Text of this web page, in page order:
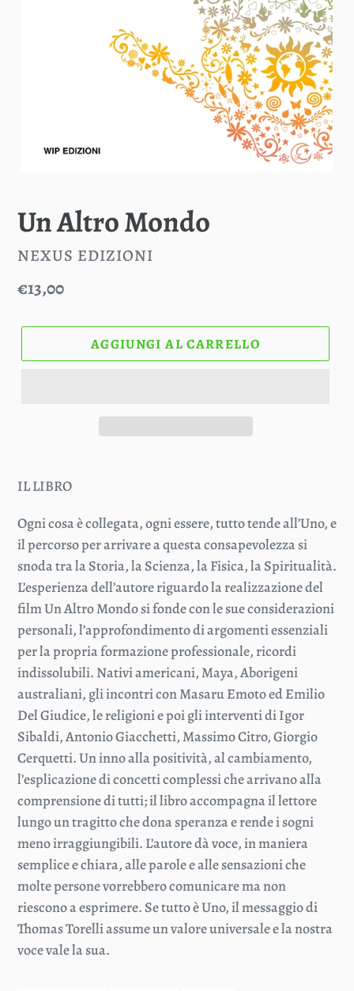
Un Altro Mondo
VENDITORE
NEXUS EDIZIONI
Prezzo
€13,00
AGGIUNGI AL CARRELLO
IL LIBRO
Ogni cosa è collegata, ogni essere, tutto tende all’Uno, e
il percorso per arrivare a questa consapevolezza si
snoda tra la Storia, la Scienza, la Fisica, la Spiritualità.
L’esperienza dell’autore riguardo la realizzazione del
film Un Altro Mondo si fonde con le sue considerazioni
personali, l’approfondimento di argomenti essenziali
per la propria formazione professionale, ricordi
indissolubili. Nativi americani, Maya, Aborigeni
australiani, gli incontri con Masaru Emoto ed Emilio
Del Giudice, le religioni e poi gli interventi di Igor
Sibaldi, Antonio Giacchetti, Massimo Citro, Giorgio
Cerquetti. Un inno alla positività, al cambiamento,
l’esplicazione di concetti complessi che arrivano alla
comprensione di tutti; il libro accompagna il lettore
lungo un tragitto che dona speranza e rende i sogni
meno irraggiungibili. L’autore dà voce, in maniera
semplice e chiara, alle parole e alle sensazioni che
molte persone vorrebbero comunicare ma non
riescono a esprimere. Se tutto è Uno, il messaggio di
Thomas Torelli assume un valore universale e la nostra
voce vale la sua.